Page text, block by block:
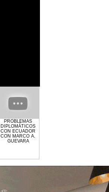
PROBLEMAS
DIPLOMÁTICOS
CON ECUADOR
CON MARCO A.
GUEVARA